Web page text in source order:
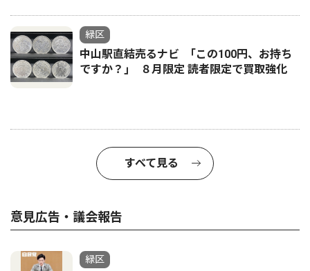
緑区
中山駅直結売るナビ ｢この100円、お持ち
ですか？｣ ８月限定 読者限定で買取強化
すべて見る
意見広告・議会報告
緑区